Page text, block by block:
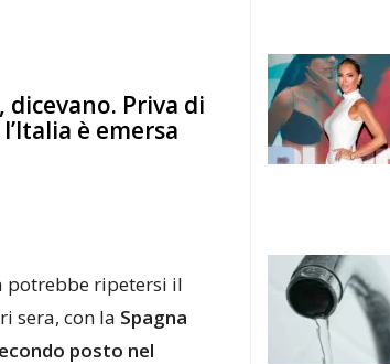
Priva di
è emersa
potrebbe ripetersi il
sera, con la Spagna
posto nel